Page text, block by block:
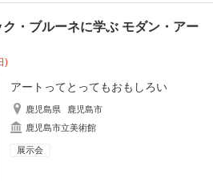
・ブルーネに学ぶ モダン・アー
)
アートってとってもおもしろい
鹿児島県
鹿児島市
鹿児島市立美術館
展示会